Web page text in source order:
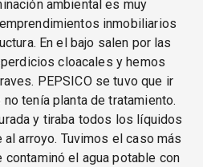
ambiental es muy
inmobiliarios
En el bajo salen por las
cloacales y hemos
PEPSICO se tuvo que ir
tenía planta de tratamiento.
y tiraba todos los líquidos
arroyo. Tuvimos el caso más
el agua potable con